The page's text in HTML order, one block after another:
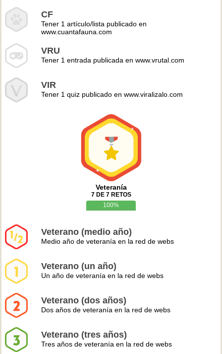
CF
Tener 1 artículo/lista publicado en
www.cuantafauna.com
VRU
Tener 1 entrada publicada en www.vrutal.com
VIR
Tener 1 quiz publicado en www.viralizalo.com
Veteranía
7 DE 7 RETOS
100%
Veterano (medio año)
Medio año de veteranía en la red de webs
Veterano (un año)
Un año de veteranía en la red de webs
Veterano (dos años)
Dos años de veteranía en la red de webs
Veterano (tres años)
Tres años de veteranía en la red de webs